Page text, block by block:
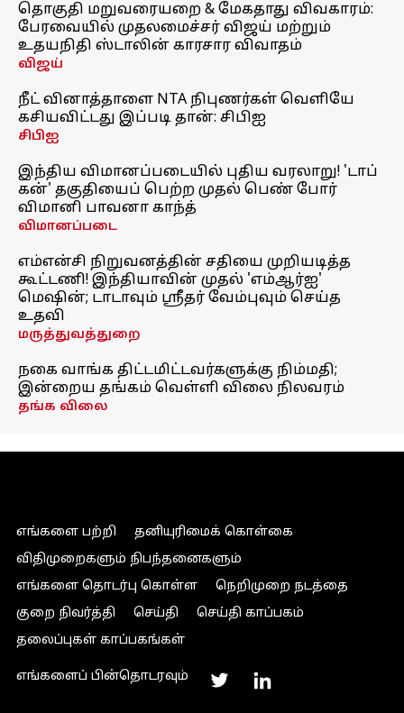
தொகுதி மறுவரையறை & மேகதாது விவகாரம்:
பேரவையில் முதலமைச்சர் விஜய் மற்றும்
உதயநிதி ஸ்டாலின் காரசார விவாதம்
விஜய்
நீட் வினாத்தாளை NTA நிபுணர்கள் வெளியே
கசியவிட்டது இப்படி தான்: சிபிஐ
சிபிஐ
இந்திய விமானப்படையில் புதிய வரலாறு! 'டாப்
கன்' தகுதியைப் பெற்ற முதல் பெண் போர்
விமானி பாவனா காந்த்
விமானப்படை
எம்என்சி நிறுவனத்தின் சதியை முறியடித்த
கூட்டணி! இந்தியாவின் முதல் 'எம்ஆர்ஐ'
மெஷின்; டாடாவும் ஸ்ரீதர் வேம்புவும் செய்த
உதவி
மருத்துவத்துறை
நகை வாங்க திட்டமிட்டவர்களுக்கு நிம்மதி;
இன்றைய தங்கம் வெள்ளி விலை நிலவரம்
தங்க விலை
எங்களை பற்றி
தனியுரிமைக் கொள்கை
விதிமுறைகளும் நிபந்தனைகளும்
எங்களை தொடர்பு கொள்ள
நெறிமுறை நடத்தை
குறை நிவர்த்தி
செய்தி
செய்தி காப்பகம்
தலைப்புகள் காப்பகங்கள்
எங்களைப் பின்தொடரவும்